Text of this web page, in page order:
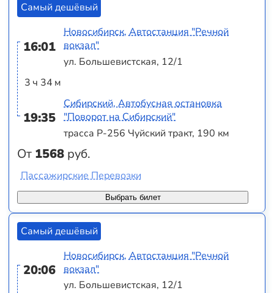
Самый дешёвый
16:01
3 ч 34 м
19:35
От 1568 руб.
Новосибирск, Автостанция "Речной
вокзал"
ул. Большевистская, 12/1
Сибирский, Автобусная остановка
"Поворот на Сибирский"
трасса Р-256 Чуйский тракт, 190 км
Выбрать билет
Пассажирские Перевозки
Самый дешёвый
20:06
Новосибирск, Автостанция "Речной
вокзал"
ул. Большевистская, 12/1